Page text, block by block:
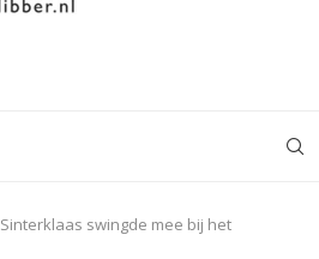
Sinterklaas swingde mee bij het